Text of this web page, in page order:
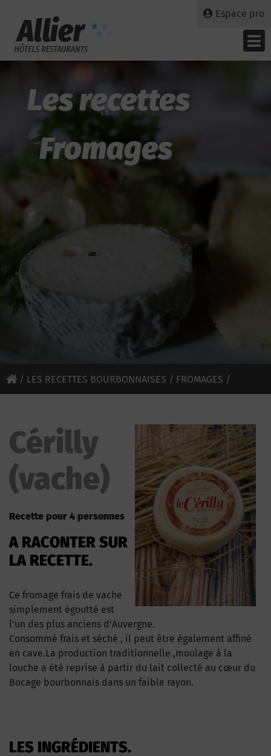
Espace pro
Les recettes
Fromages
/ LES RECETTES BOURBONNAISES / FROMAGES /
Cérilly
(vache)
Recette pour 4 personnes
A RACONTER SUR
LA RECETTE.
Ce fromage frais de vache
simplement égoutté est
l’un des plus anciens d’Auvergne.
Consommé frais et séché , il peut être également affiné
en cave.La production traditionnelle ,moulage à la
louche a été reprise à partir du lait collecté au cœur du
Bocage bourbonnais dans un faible rayon.
LES INGRÉDIENTS.